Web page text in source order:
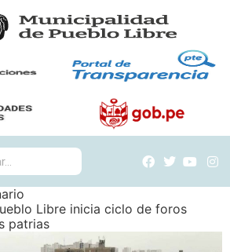
Libre inicia ciclo de foros
patrias